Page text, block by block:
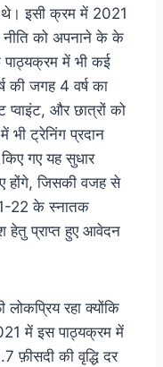
थे। इसी क्रम में 2021
नीति को अपनाने के के
पाठ्यक्रम में भी कई
की जगह 4 वर्ष का
प्वाइंट, और छात्रों को
ट्रेनिंग प्रदान
गए यह सुधार
होंगे, जिसकी वजह से
22 के स्नातक
हेतु प्राप्त हुए आवेदन
रहा क्योंकि
में इस पाठ्यक्रम में
की वृद्धि दर